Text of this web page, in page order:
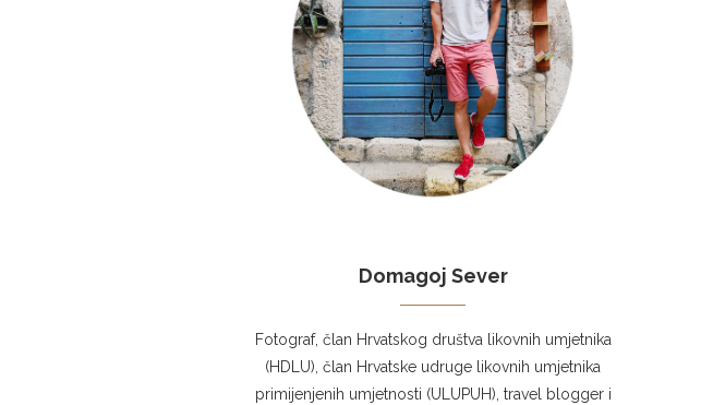
Domagoj Sever
Fotograf, član Hrvatskog društva likovnih umjetnika
(HDLU), član Hrvatske udruge likovnih umjetnika
primijenjenih umjetnosti (ULUPUH), travel blogger i